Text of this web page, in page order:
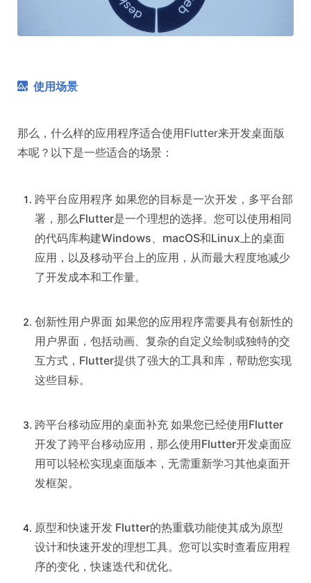
使用场景
那么，什么样的应用程序适合使用Flutter来开发桌面版
本呢？以下是一些适合的场景：
跨平台应用程序 如果您的目标是一次开发，多平台部
署，那么Flutter是一个理想的选择。您可以使用相同
的代码库构建Windows、macOS和Linux上的桌面
应用，以及移动平台上的应用，从而最大程度地减少
了开发成本和工作量。
创新性用户界面 如果您的应用程序需要具有创新性的
用户界面，包括动画、复杂的自定义绘制或独特的交
互方式，Flutter提供了强大的工具和库，帮助您实现
这些目标。
跨平台移动应用的桌面补充 如果您已经使用Flutter
开发了跨平台移动应用，那么使用Flutter开发桌面应
用可以轻松实现桌面版本，无需重新学习其他桌面开
发框架。
原型和快速开发 Flutter的热重载功能使其成为原型
设计和快速开发的理想工具。您可以实时查看应用程
序的变化，快速迭代和优化。